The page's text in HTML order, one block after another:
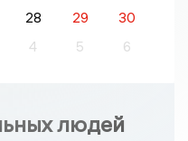
28 29
30
4 5 6
людей